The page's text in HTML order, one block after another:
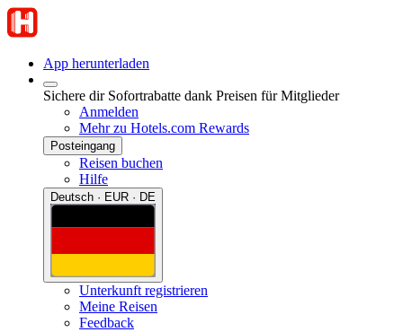
App herunterladen
Sichere dir Sofortrabatte dank Preisen für Mitglieder
Anmelden
Mehr zu Hotels.com Rewards
Posteingang
Reisen buchen
Hilfe
Deutsch · EUR · DE
Unterkunft registrieren
Meine Reisen
Feedback